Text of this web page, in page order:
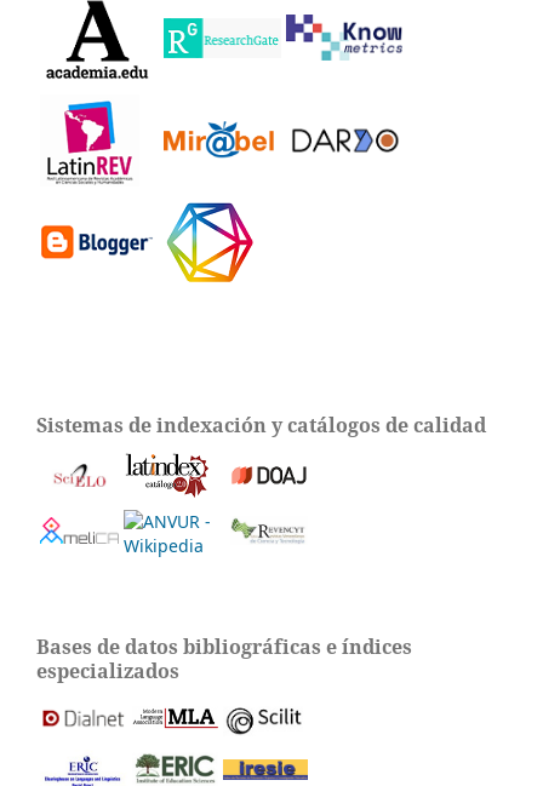
Sistemas de indexación y catálogos de calidad
Bases de datos bibliográficas e índices
especializados